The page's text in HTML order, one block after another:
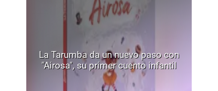
La Tarumba da un nuevo paso con
"Airosa", su primer cuento infantil